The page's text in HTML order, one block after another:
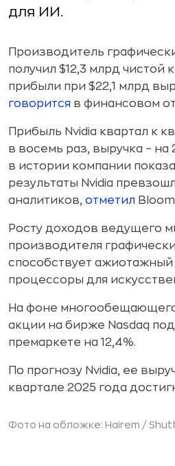
для ИИ.
Производитель
получил $12,3 млрд чистой
прибыли при $22,1 млрд
говорится в финансовом
Прибыль Nvidia квартал к
в восемь раз, выручка –
в истории компании
результаты Nvidia
аналитиков, отметил
Росту доходов ведущего
производителя
способствует ажиотажный
процессоры для
На фоне многообещающего
акции на бирже Nasdaq
премаркете на 12,4%.
По прогнозу Nvidia, ее
квартале 2025 года
Фото на обложке: Hairem /